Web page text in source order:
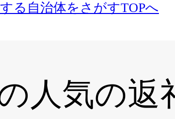
る自治体をさがすTOPへ
人気の返